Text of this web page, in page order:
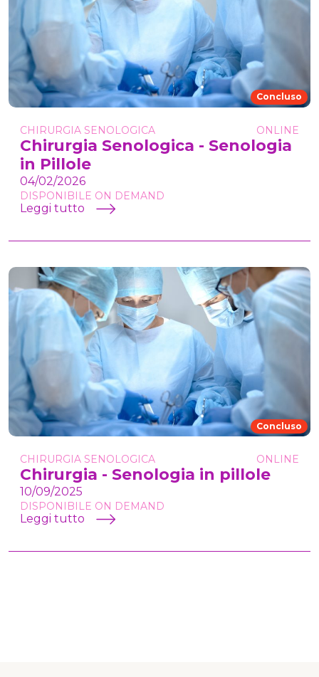
Concluso
CHIRURGIA SENOLOGICA ONLINE
Chirurgia Senologica - Senologia
in Pillole
04/02/2026
DISPONIBILE ON DEMAND
Leggi tutto
Concluso
CHIRURGIA SENOLOGICA ONLINE
Chirurgia - Senologia in pillole
10/09/2025
DISPONIBILE ON DEMAND
Leggi tutto